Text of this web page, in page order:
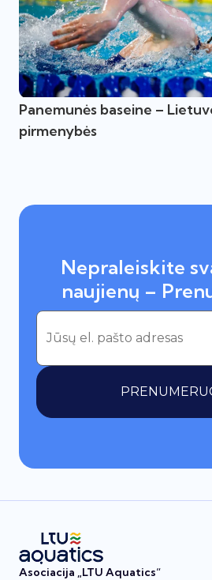
Panemunės baseine –
pirmenybės
Nepraleiskite
naujienų –
Asociacija „LTU Aquatics“